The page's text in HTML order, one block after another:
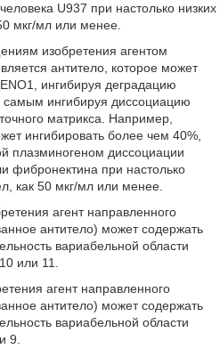
U937 при настолько низких
мкг/мл или менее.
изобретения агентом
антитело, которое может
ингибируя деградацию
самым ингибируя диссоциацию
матрикса. Например,
ингибировать более чем 40%,
плазминогеном диссоциации
фибронектина при настолько
как 50 мкг/мл или менее.
агент направленного
антитело) может содержать
вариабельной области
или 11.
агент направленного
антитело) может содержать
вариабельной области
9.